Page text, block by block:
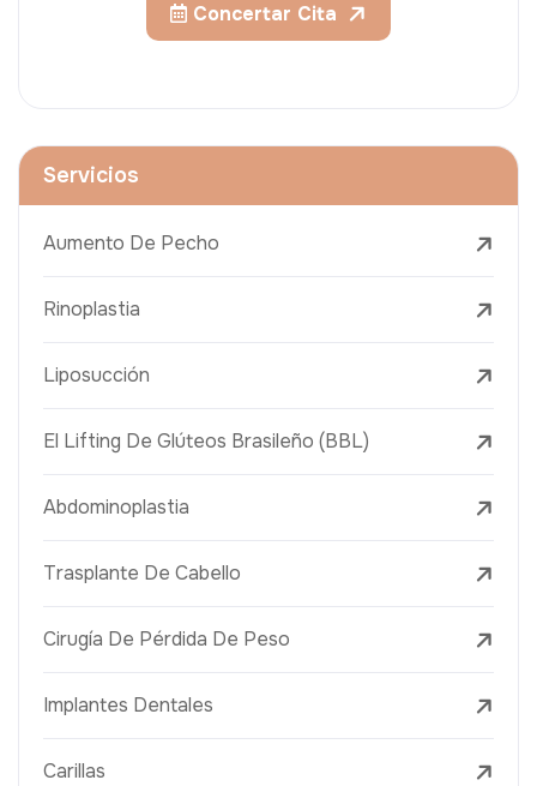
Concertar Cita
Servicios
Aumento De Pecho
Rinoplastia
Liposucción
El Lifting De Glúteos Brasileño (BBL)
Abdominoplastia
Trasplante De Cabello
Cirugía De Pérdida De Peso
Implantes Dentales
Carillas